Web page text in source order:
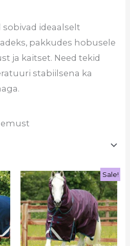
ideaalselt
pakkudes hobusele
ja kaitset. Need tekid
stabiilsena ka
Sellel
tootel
on
mitu
varianti.
Sale!
€266.98
kuni
€296.95on